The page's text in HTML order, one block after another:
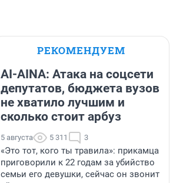
РЕКОМЕНДУЕМ
AI-AINA: Атака на соцсети
депутатов, бюджета вузов
не хватило лучшим и
сколько стоит арбуз
5 августа 5 311 3
«Это тот, кого ты травила»: прикамца
приговорили к 22 годам за убийство
семьи его девушки, сейчас он звонит